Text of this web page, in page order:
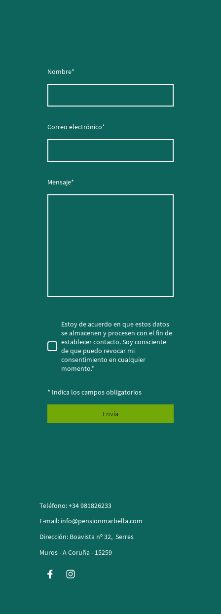
Nombre*
Correo electrónico*
Mensaje*
Estoy de acuerdo en que estos datos
se almacenen y procesen con el fin de
establecer contacto. Soy consciente
de que puedo revocar mi
consentimiento en cualquier
momento.*
* Indica los campos obligatorios
Envía
Teléfono: +34 981826233
E-mail: info@pensionmarbella.com
Dirección: Boavista nº 32, Serres
Muros - A Coruña - 15259